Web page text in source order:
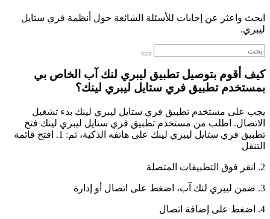
ابحث واعثر عن إجابات للأسئلة الشائعة حول أنظمة فري ستايل
ليبري.
كيف أقوم بتوصيل تطبيق ليبري لنك آب الخاص بي
بمستخدم تطبيق فري ستايل ليبري لينك؟
يجب على مستخدم تطبيق فري ستايل ليبري لينك بدء تشغيل
الاتصال. اطلب من مستخدم تطبيق فري ستايل ليبري لينك فتح
تطبيق فري ستايل ليبري لينك على هاتفه الذكية، ثم: 1. افتح قائمة
التنقل
2. انقر فوق التطبيقات المتصلة
3. ضمن ليبري لنك آب، اضغط على اتصال أو إدارة
4. اضغط على إضافة اتصال